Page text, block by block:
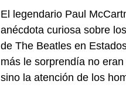
El legendario Paul
anécdota curiosa sobre
deThe Beatles en
más le sorprendía no
sino la atención de los